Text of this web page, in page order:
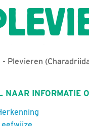
Plevieren
NAAR INFORMATIE